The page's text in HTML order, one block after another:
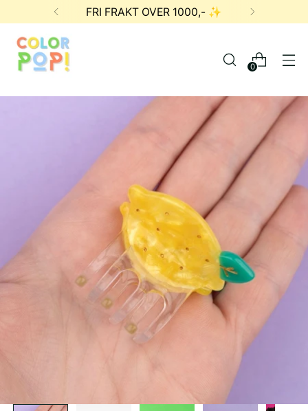
FRI FRAKT OVER 1000,- ✨
0